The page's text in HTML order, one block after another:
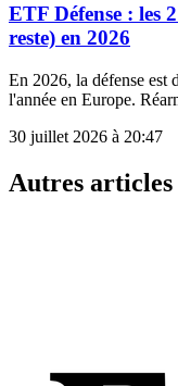
ETF Défense : les
reste) en 2026
En 2026, la défense est
l'année en Europe.
30 juillet 2026 à 20:47
Autres articles